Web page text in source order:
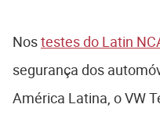
Nostestes do Latin
segurança dos
América Latina, o VW